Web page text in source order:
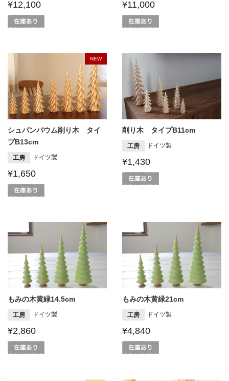
¥12,100 ¥11,000
NEW
シュパンバウム削り木 タイ
プB13cm
工房 ドイツ製
¥1,650
削り木 タイプB11cm
工房 ドイツ製
¥1,430
もみの木黄緑14.5cm
工房 ドイツ製
¥2,860
もみの木黄緑21cm
工房 ドイツ製
¥4,840